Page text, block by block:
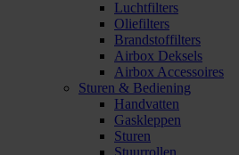
Luchtfilters
Oliefilters
Brandstoffilters
Airbox Deksels
Airbox Accessoires
Sturen & Bediening
Handvatten
Gaskleppen
Sturen
Stuurrollen